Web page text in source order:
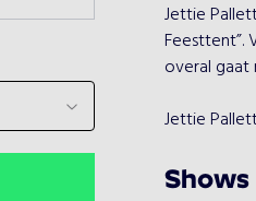
Jettie
Feesttent”.
overal gaat
Jettie
Shows